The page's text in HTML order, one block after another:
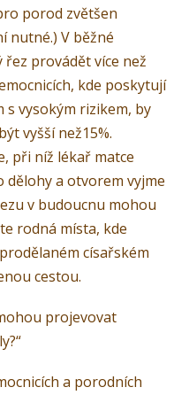
porod zvětšen
nutné.) V běžné
řez provádět více než
kde poskytují
s vysokým rizikem, by
vyšší než15%.
při níž lékař matce
a otvorem vyjme
v budoucnu mohou
rodná místa, kde
císařském
cestou.
projevovat
a porodních